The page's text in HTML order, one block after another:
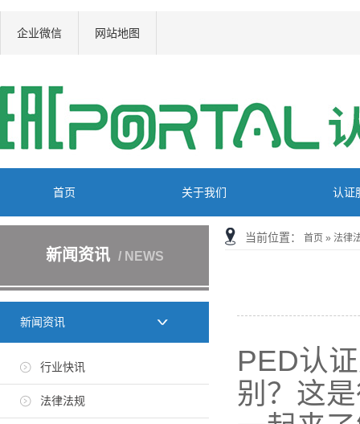
企业微信 网站地图
首页 关于我们 认证
新闻资讯 / NEWS
新闻资讯
行业快讯
法律法规
当前位置： 首页 » 法律
PED认
别？这